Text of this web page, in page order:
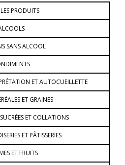
PRODUITS
SANS ALCOOL
ET AUTOCUEILLETTE
ET GRAINES
ET COLLATIONS
ET PÂTISSERIES
ET FRUITS